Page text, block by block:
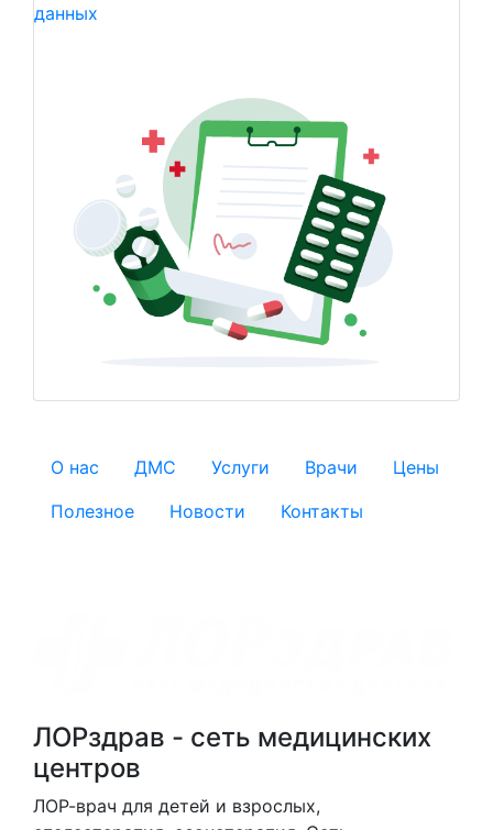
данных
О нас ДМС Услуги Врачи
Цены
Полезное
Новости Контакты
ЛОРздрав - сеть медицинских
центров
ЛОР-врач для детей и взрослых,